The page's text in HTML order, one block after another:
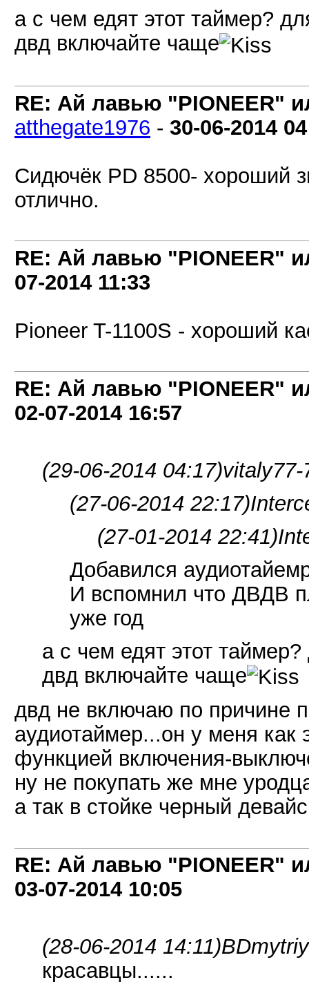
а с чем едят этот таймер?
двд включайте чаще
RE: Ай лавью "PIONEER"
atthegate1976 - 30-06-2014
Сидючёк PD 8500- хороший
отлично.
RE: Ай лавью "PIONEER"
07-2014 11:33
Pioneer T-1100S - хороший
RE: Ай лавью "PIONEER"
02-07-2014 16:57
(29-06-2014 04:17)
(27-06-2014 22:17)
(27-01-2014 22:41)
Добавился
И вспомнил что ДВДВ
уже год
а с чем едят этот таймер?
двд включайте чаще
двд не включаю по причине
аудиотаймер...он у меня как
функцией включения-
ну не покупать же мне
а так в стойке черный
RE: Ай лавью "PIONEER"
03-07-2014 10:05
(28-06-2014 14:11)
красавцы......